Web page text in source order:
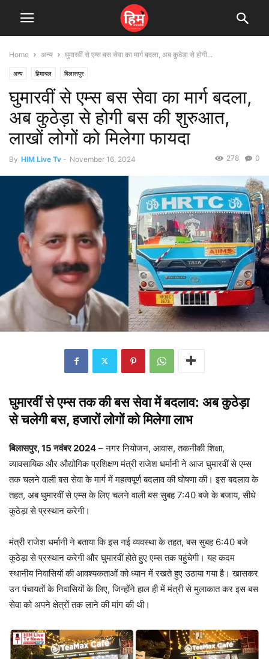
Home अन्य घुमारवीं से एम्स बस सेवा का मार्ग बदला, अब कुठेड़ा से होगी...
अन्य हिमाचल बिलासपुर
घुमारवीं से एम्स बस सेवा का मार्ग बदला,
अब कुठेड़ा से होगी बस की शुरुआत,
लाखों लोगों को मिलेगा फायदा
By HIM Live Tv - November 16, 2024 0
278
घुमारवीं से एम्स तक की बस सेवा में बदलाव: अब कुठेड़ा
से चलेगी बस, हजारों लोगों को मिलेगा लाभ
बिलासपुर, 15 नवंबर 2024 – नगर नियोजन, आवास, तकनीकी शिक्षा,
व्यावसायिक और औद्योगिक प्रशिक्षण मंत्री राजेश धर्मानी ने आज घुमारवीं से एम्स
तक चलने वाली बस सेवा के मार्ग में महत्वपूर्ण बदलाव की घोषणा की। इस बदलाव के
तहत, अब घुमारवीं से एम्स के लिए चलने वाली बस सुबह 7:40 बजे के बजाय, सीधे
कुठेड़ा से प्रस्थान करेगी।
मंत्री राजेश धर्मानी ने बताया कि इस नई व्यवस्था के तहत, बस सुबह 6:40 बजे
कुठेड़ा से प्रस्थान करेगी और घुमारवीं होते हुए एम्स तक पहुंचेगी। यह कदम
स्थानीय निवासियों की आवश्यकताओं को ध्यान में रखते हुए उठाया गया है। खासकर
उन पंचायतों के निवासियों के लिए, जिन्होंने हाल ही में मंत्री से मुलाकात कर इस बस
सेवा को अपने क्षेत्रों तक लाने की मांग की थी।